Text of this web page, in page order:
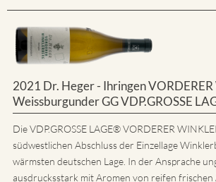
2021 Dr. Heger - Ihringen
Weissburgunder GG VDP.GROSSE
Die VDP.GROSSE LAGE® VORDERER
südwestlichen Abschluss der Einzellage
wärmsten deutschen Lage. In der Ansprache
ausdrucksstark mit Aromen von reifen frischen